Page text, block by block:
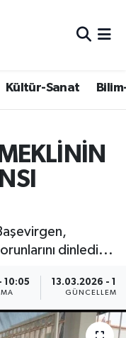
Kültür-Sanat
dinledi...
10:05 13.03.2026 -
GÜNCELLEME